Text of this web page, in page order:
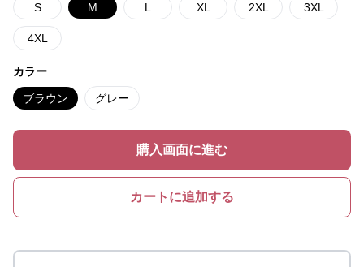
S M L XL 2XL 3XL
4XL
カラー
ブラウン グレー
購入画面に進む
カートに追加する